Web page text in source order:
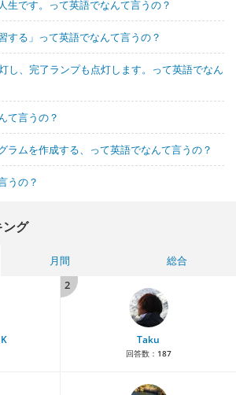
生です。って英語でなんて言うの？
する」って英語でなんて言うの？
し、完了ランプも点灯します。って英語でなん
て言うの？
ラムを作成する、って英語でなんて言うの？
うの？
ング
月間
総合
2
Taku
回答数： 187